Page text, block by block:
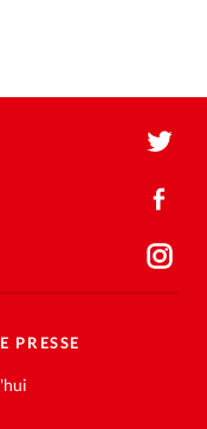
PRESSE